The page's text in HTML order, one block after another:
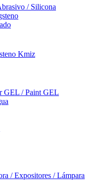
/ Silicona
Kmiz
GEL / Paint GEL
/ Expositores / Lámpara